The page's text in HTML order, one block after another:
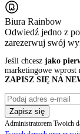
Biura Rainbow
Odwiedź jedno z
zarezerwuj swój
Jeśli chcesz jako
marketingowe wprost
ZAPISZ SIĘ NA
Zapisz się
Administratorem Twoich